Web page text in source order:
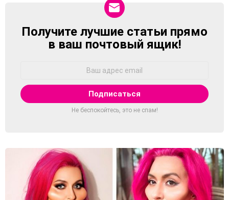
NEWSLETTER
Получите лучшие статьи прямо
в ваш почтовый ящик!
Не беспокойтесь, это не спам!